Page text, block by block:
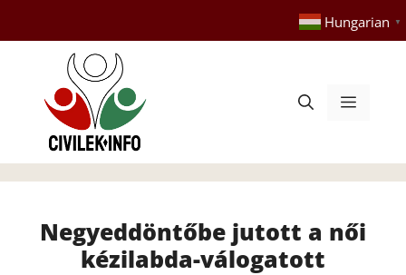
tartalomba
Hungarian ▼
Menü
Negyeddöntőbe jutott a női
kézilabda-válogatott